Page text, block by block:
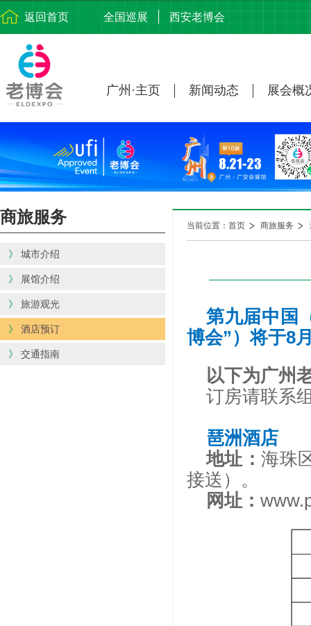
返回首页 全国巡展 西安老博会
广州·主页 新闻动态 展会概
商旅服务
》 城市介绍
》 展馆介绍
》 旅游观光
》 酒店预订
》 交通指南
当前位置：首页 商旅服务
第九届中国
博会”）将于8
以下为广州
订房请联系
琶洲酒店
地址：海珠
接送）。
网址：